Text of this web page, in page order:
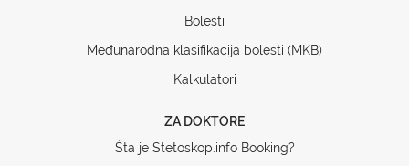
Bolesti
Međunarodna klasifikacija bolesti (MKB)
Kalkulatori
ZA DOKTORE
Šta je Stetoskop.info Booking?